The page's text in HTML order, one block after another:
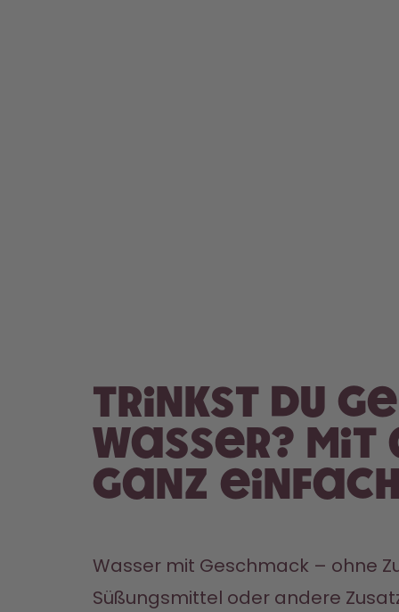
Trinkst du
Wasser? Mit
ganz
Wasser mit Geschmack – ohne
Süßungsmittel oder andere